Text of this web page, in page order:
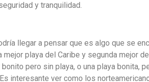
y tranquilidad.
llegar a pensar que es algo que se
playa del Caribe y segunda mejor
pero sin playa, o una playa bonita,
interesante ver como los